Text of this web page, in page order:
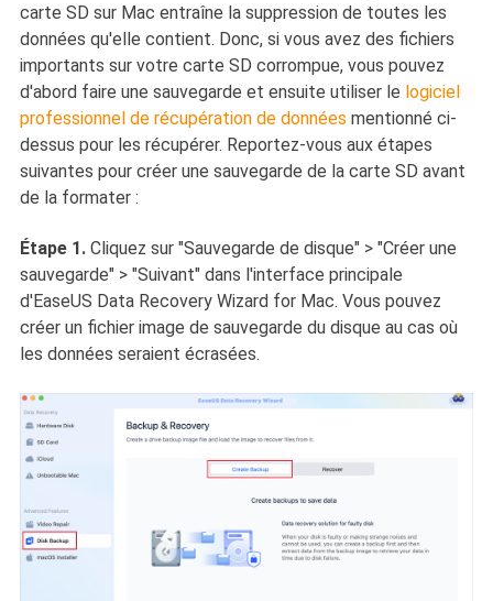
carte SD sur Mac entraîne la suppression de toutes les
données qu'elle contient. Donc, si vous avez des fichiers
importants sur votre carte SD corrompue, vous pouvez
d'abord faire une sauvegarde et ensuite utiliser le logiciel
professionnel de récupération de données mentionné ci-
dessus pour les récupérer. Reportez-vous aux étapes
suivantes pour créer une sauvegarde de la carte SD avant
de la formater :
Étape 1. Cliquez sur "Sauvegarde de disque" > "Créer une
sauvegarde" > "Suivant" dans l'interface principale
d'EaseUS Data Recovery Wizard for Mac. Vous pouvez
créer un fichier image de sauvegarde du disque au cas où
les données seraient écrasées.